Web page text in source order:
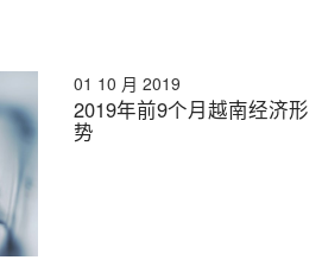
01 10 月 2019
2019年前9个月越南经济形
势